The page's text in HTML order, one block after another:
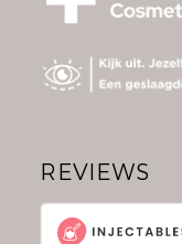
REVIEWS